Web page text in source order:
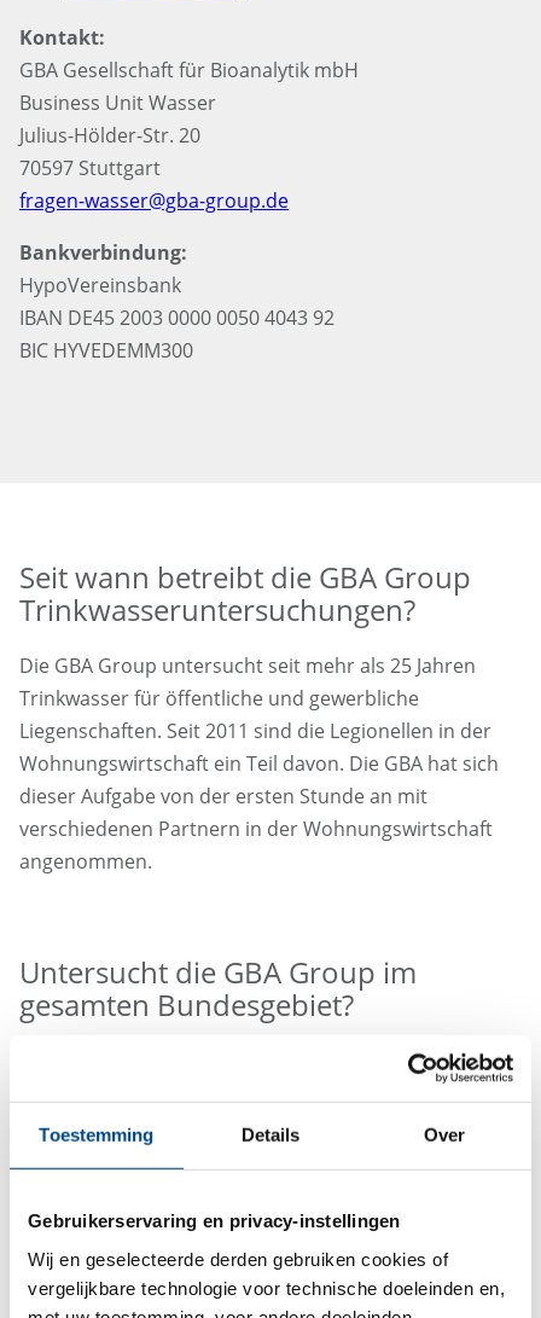
Toestemming Details Over
Gebruikerservaring en privacy-instellingen
Wij en geselecteerde derden gebruiken cookies of
vergelijkbare technologie voor technische doeleinden en,
Kontakt:
GBA Gesellschaft für Bioanalytik mbH
Business Unit Wasser
Julius-Hölder-Str. 20
70597 Stuttgart
fragen-wasser@gba-group.de
Bankverbindung:
HypoVereinsbank
IBAN DE45 2003 0000 0050 4043 92
BIC HYVEDEMM300
Seit wann betreibt die GBA Group
Trinkwasseruntersuchungen?
Die GBA Group untersucht seit mehr als 25 Jahren
Trinkwasser für öffentliche und gewerbliche
Liegenschaften. Seit 2011 sind die Legionellen in der
Wohnungswirtschaft ein Teil davon. Die GBA hat sich
dieser Aufgabe von der ersten Stunde an mit
verschiedenen Partnern in der Wohnungswirtschaft
angenommen.
Untersucht die GBA Group im
gesamten Bundesgebiet?
Die GBA Group untersucht mit eigenen Probenehmern
Für Sie als Kunde, der von der Kalorimeta GmbH zu
uns gekommen ist, bleiben die Konditionen gleich. Die